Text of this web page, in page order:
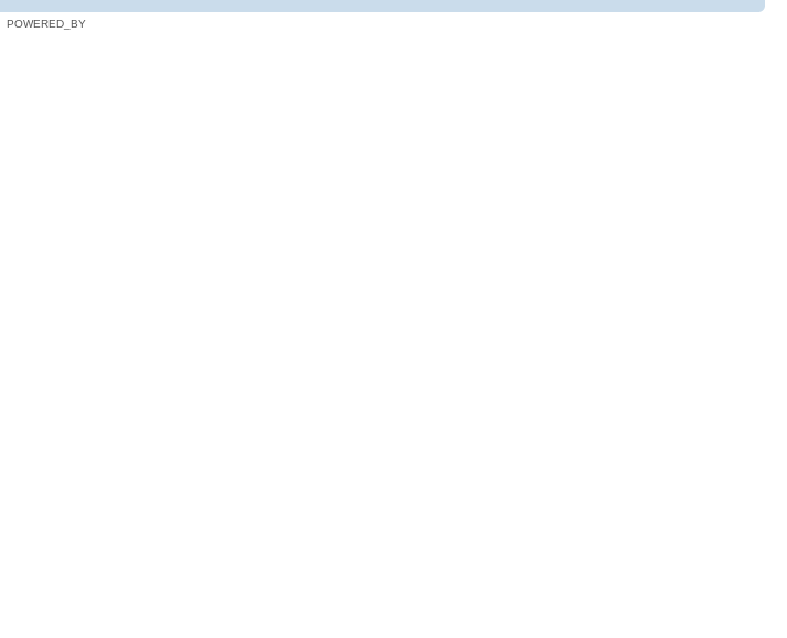
POWERED_BY